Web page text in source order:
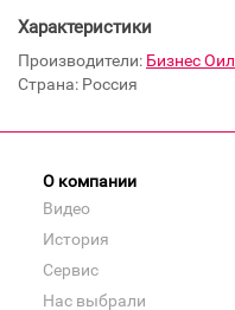
Характеристики
Производители: Бизнес Оил
Страна: Россия
О компании
Видео
История
Сервис
Нас выбрали